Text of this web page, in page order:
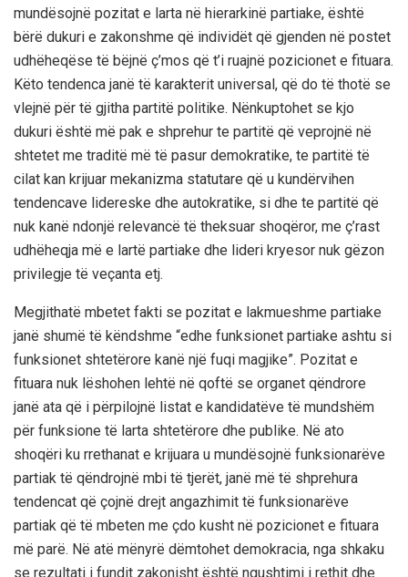
mundësojnë pozitat e larta në hierarkinë partiake, është
bërë dukuri e zakonshme që individët që gjenden në postet
udhëheqëse të bëjnë ç’mos që t’i ruajnë pozicionet e fituara.
Këto tendenca janë të karakterit universal, që do të thotë se
vlejnë për të gjitha partitë politike. Nënkuptohet se kjo
dukuri është më pak e shprehur te partitë që veprojnë në
shtetet me traditë më të pasur demokratike, te partitë të
cilat kan krijuar mekanizma statutare që u kundërvihen
tendencave lidereske dhe autokratike, si dhe te partitë që
nuk kanë ndonjë relevancë të theksuar shoqëror, me ç’rast
udhëheqja më e lartë partiake dhe lideri kryesor nuk gëzon
privilegje të veçanta etj.
Megjithatë mbetet fakti se pozitat e lakmueshme partiake
janë shumë të këndshme “edhe funksionet partiake ashtu si
funksionet shtetërore kanë një fuqi magjike”. Pozitat e
fituara nuk lëshohen lehtë në qoftë se organet qëndrore
janë ata që i përpilojnë listat e kandidatëve të mundshëm
për funksione të larta shtetërore dhe publike. Në ato
shoqëri ku rrethanat e krijuara u mundësojnë funksionarëve
partiak të qëndrojnë mbi të tjerët, janë më të shprehura
tendencat që çojnë drejt angazhimit të funksionarëve
partiak që të mbeten me çdo kusht në pozicionet e fituara
më parë. Në atë mënyrë dëmtohet demokracia, nga shkaku
se rezultati i fundit zakonisht është ngushtimi i rethit dhe